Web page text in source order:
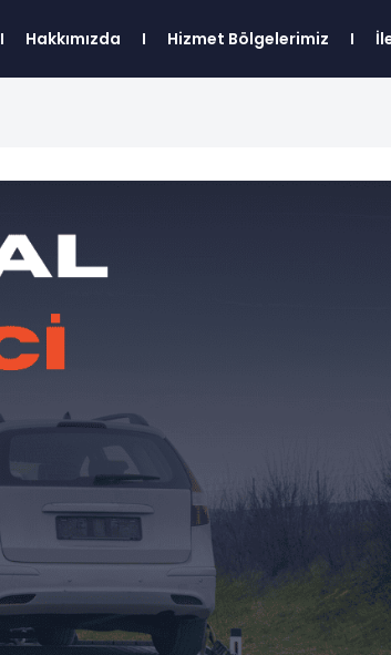
Hakkımızda Hizmet Bölgelerimiz